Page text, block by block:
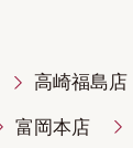
高崎福島店
富岡本店